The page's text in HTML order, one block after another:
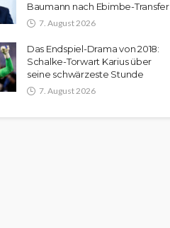
Baumann nach Ebimbe-Transfer
7. August 2026
Das Endspiel-Drama von 2018:
Schalke-Torwart Karius über
seine schwärzeste Stunde
7. August 2026